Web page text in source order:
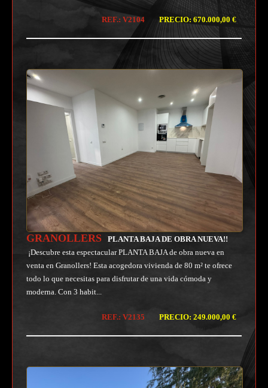
REF.: V2104 PRECIO: 670.000,00 €
GRANOLLERS
PLANTA BAJA DE OBRA NUEVA!!
¡Descubre esta espectacular PLANTA BAJA de obra nueva en
venta en Granollers! Esta acogedora vivienda de 80 m² te ofrece
todo lo que necesitas para disfrutar de una vida cómoda y
moderna. Con 3 habit...
REF.: V2135 PRECIO: 249.000,00 €